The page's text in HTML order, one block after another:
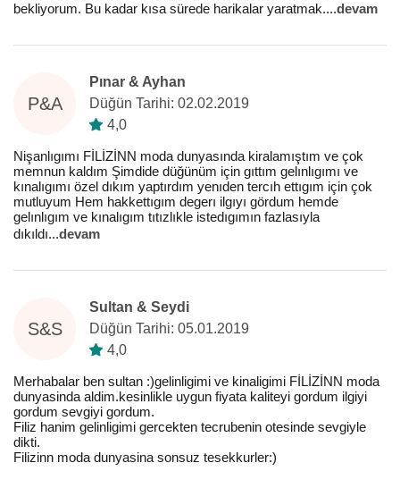
bekliyorum. Bu kadar kısa sürede harikalar yaratmak....devam
P&A
Pınar & Ayhan
Düğün Tarihi: 02.02.2019
4,0
Nişanlıgımı FİLİZİNN moda dunyasında kiralamıştım ve çok
memnun kaldım Şimdide düğünüm için gıttım gelınlıgımı ve
kınalıgımı özel dıkım yaptırdım yenıden tercıh ettıgım için çok
mutluyum Hem hakkettıgım degerı ilgıyı gördum hemde
gelınlıgım ve kınalıgım tıtızlıkle istedıgımın fazlasıyla
dıkıldı...devam
S&S
Sultan & Seydi
Düğün Tarihi: 05.01.2019
4,0
Merhabalar ben sultan :)gelinligimi ve kinaligimi FİLİZİNN moda
dunyasinda aldim.kesinlikle uygun fiyata kaliteyi gordum ilgiyi
gordum sevgiyi gordum.
Filiz hanim gelinligimi gercekten tecrubenin otesinde sevgiyle
dikti.
Filizinn moda dunyasina sonsuz tesekkurler:)